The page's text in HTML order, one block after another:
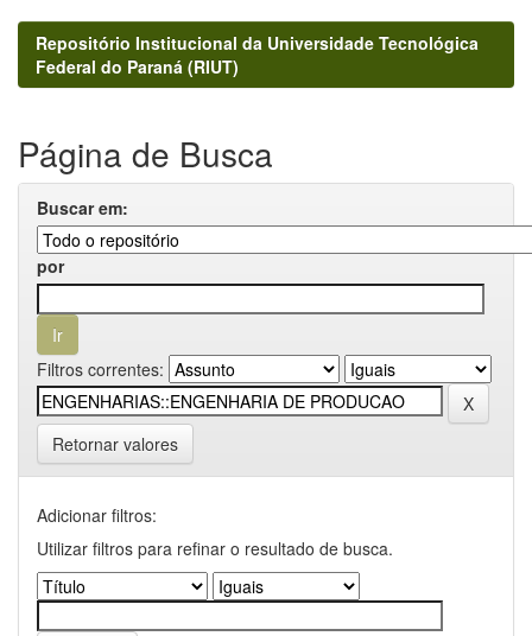
Repositório Institucional da Universidade Tecnológica
Federal do Paraná (RIUT)
Página de Busca
Buscar em:
por
Filtros correntes:
Retornar valores
Adicionar filtros:
Utilizar filtros para refinar o resultado de busca.